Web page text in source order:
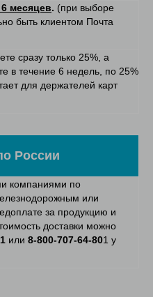
месяцев. (при выборе
быть клиентом Почта
сразу только 25%, а
в течение 6 недель, по 25%
для держателей карт
России
компаниями по
или
за продукцию и
доставки можно
или 8-800-707-64-801 у